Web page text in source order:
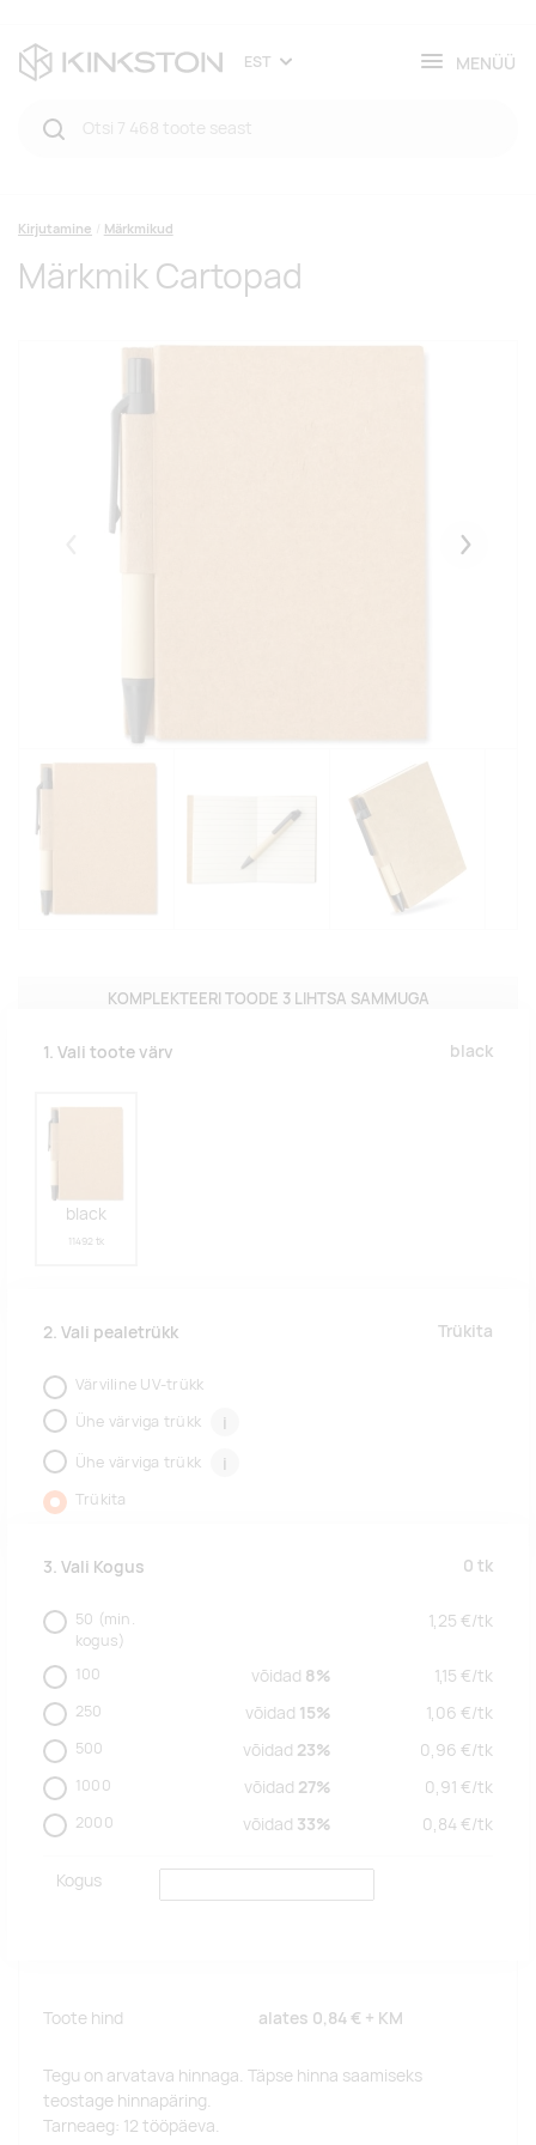
EST MENÜÜ
Kirjutamine Märkmikud
Märkmik Cartopad
KOMPLEKTEERI TOODE 3 LIHTSA SAMMUGA
1. Vali toote värv black
black
11492 tk
2. Vali pealetrükk Trükita
Värviline UV-trükk
Ühe värviga trükk
i
Ühe värviga trükk i
Trükita
3. Vali Kogus 0 tk
50 (min.
kogus)
1,25 €/tk
100 võidad 8% 1,15 €/tk
250 võidad 15% 1,06 €/tk
500 võidad 23% 0,96 €/tk
1000 võidad 27% 0,91 €/tk
2000 võidad 33% 0,84 €/tk
Kogus
Toote hind alates 0,84 € + KM
Tegu on arvatava hinnaga. Täpse hinna saamiseks
teostage hinnapäring.
Tarneaeg: 12 tööpäeva.